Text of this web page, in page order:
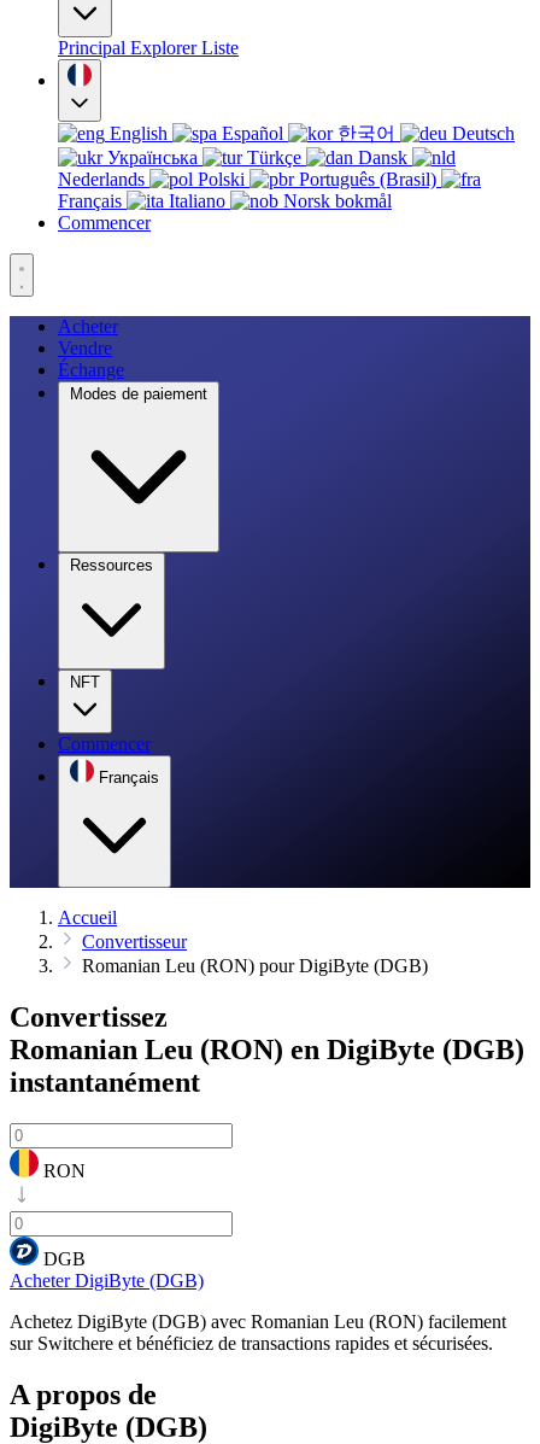
Principal ExplorerListe
English Español 한국어
Deutsch
Українська
Türkçe
Dansk
Nederlands
Polski
Português (Brasil)
Français
Italiano
Norsk bokmål
Commencer
Acheter
Vendre
Échange
Modes de paiement
Ressources
NFT
Commencer
Français
Accueil
Convertisseur
Romanian Leu (RON) pour DigiByte (DGB)
Convertissez
Romanian Leu (RON) en DigiByte (DGB)
instantanément
RON
DGB
Acheter DigiByte (DGB)
Achetez DigiByte (DGB) avec Romanian Leu (RON) facilement
sur Switchere et bénéficiez de transactions rapides et sécurisées.
A propos de
DigiByte (DGB)